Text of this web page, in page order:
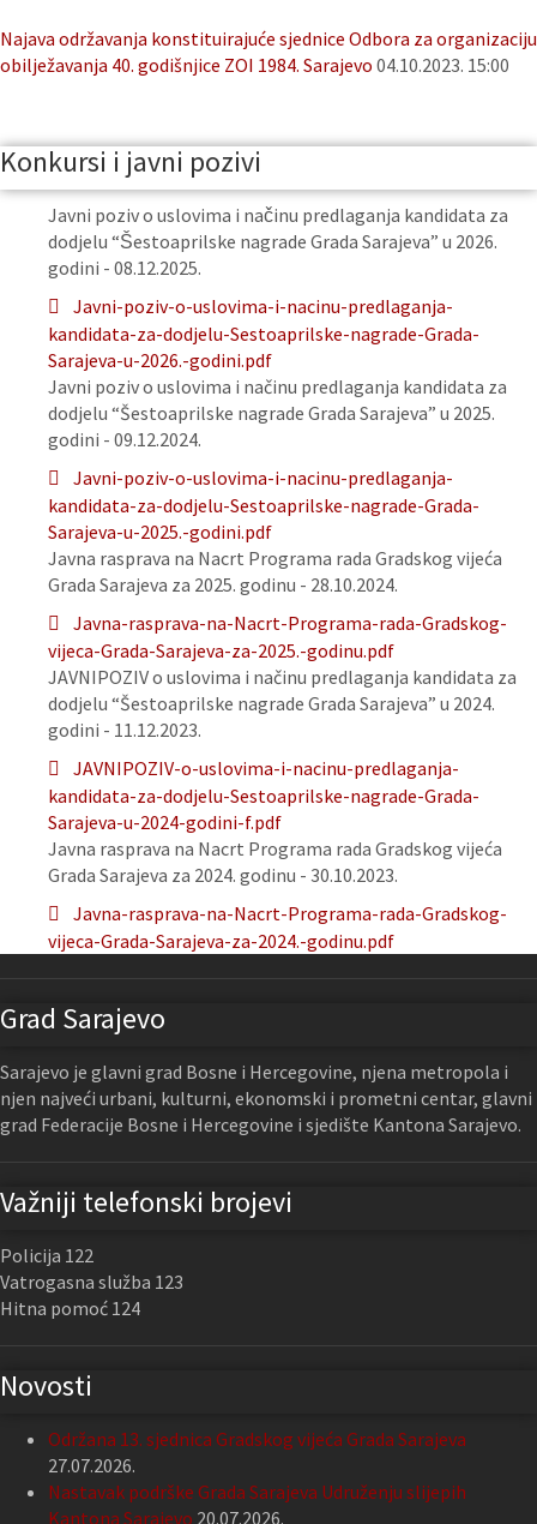
Najava održavanja konstituirajuće sjednice Odbora za organizaciju
obilježavanja 40. godišnjice ZOI 1984. Sarajevo 04.10.2023. 15:00
Konkursi i javni pozivi
Javni poziv o uslovima i načinu predlaganja kandidata za
dodjelu “Šestoaprilske nagrade Grada Sarajeva” u 2026.
godini - 08.12.2025.
Javni-poziv-o-uslovima-i-nacinu-predlaganja-
kandidata-za-dodjelu-Sestoaprilske-nagrade-Grada-
Sarajeva-u-2026.-godini.pdf
Javni poziv o uslovima i načinu predlaganja kandidata za
dodjelu “Šestoaprilske nagrade Grada Sarajeva” u 2025.
godini - 09.12.2024.
Javni-poziv-o-uslovima-i-nacinu-predlaganja-
kandidata-za-dodjelu-Sestoaprilske-nagrade-Grada-
Sarajeva-u-2025.-godini.pdf
Javna rasprava na Nacrt Programa rada Gradskog vijeća
Grada Sarajeva za 2025. godinu - 28.10.2024.
Javna-rasprava-na-Nacrt-Programa-rada-Gradskog-
vijeca-Grada-Sarajeva-za-2025.-godinu.pdf
JAVNIPOZIV o uslovima i načinu predlaganja kandidata za
dodjelu “Šestoaprilske nagrade Grada Sarajeva” u 2024.
godini - 11.12.2023.
JAVNIPOZIV-o-uslovima-i-nacinu-predlaganja-
kandidata-za-dodjelu-Sestoaprilske-nagrade-Grada-
Sarajeva-u-2024-godini-f.pdf
Javna rasprava na Nacrt Programa rada Gradskog vijeća
Grada Sarajeva za 2024. godinu - 30.10.2023.
Javna-rasprava-na-Nacrt-Programa-rada-Gradskog-
vijeca-Grada-Sarajeva-za-2024.-godinu.pdf
Grad Sarajevo
Sarajevo je glavni grad Bosne i Hercegovine, njena metropola i
njen najveći urbani, kulturni, ekonomski i prometni centar, glavni
grad Federacije Bosne i Hercegovine i sjedište Kantona Sarajevo.
Važniji telefonski brojevi
Policija 122
Vatrogasna služba 123
Hitna pomoć 124
Novosti
Održana 13. sjednica Gradskog vijeća Grada Sarajeva
27.07.2026.
Nastavak podrške Grada Sarajeva Udruženju slijepih
Kantona Sarajevo 20.07.2026.